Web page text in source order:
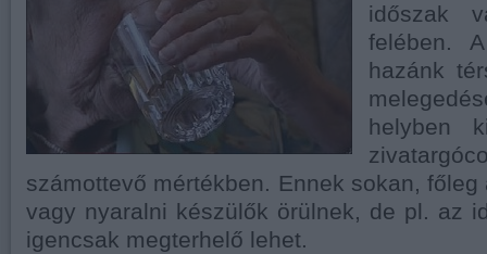
időszak
felében.
hazánk
helyben
számottevő mértékben. Ennek sokan,
vagy nyaralni készülők örülnek, de pl. az
igencsak megterhelő lehet.